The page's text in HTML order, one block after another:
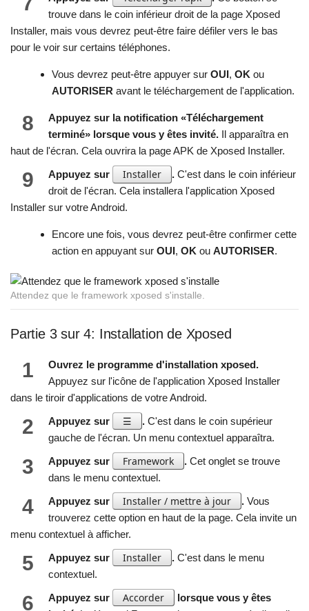
trouve dans le coin inférieur droit de la page Xposed
Installer, mais vous devrez peut-être faire défiler vers le bas
pour le voir sur certains téléphones.
Vous devrez peut-être appuyer sur OUI, OK ou
AUTORISER avant le téléchargement de l'application.
8
Appuyez sur la notification «Téléchargement
terminé» lorsque vous y êtes invité. Il apparaîtra en
haut de l'écran. Cela ouvrira la page APK de Xposed Installer.
9 Appuyez sur Installer . C'est dans le coin inférieur
droit de l'écran. Cela installera l'application Xposed
Installer sur votre Android.
Encore une fois, vous devrez peut-être confirmer cette
action en appuyant sur OUI, OK ou AUTORISER.
Attendez que le framework xposed s'installe.
Partie 3 sur 4: Installation de Xposed
1
Ouvrez le programme d'installation xposed.
Appuyez sur l'icône de l'application Xposed Installer
dans le tiroir d'applications de votre Android.
2 Appuyez sur ☰ . C'est dans le coin supérieur
gauche de l'écran. Un menu contextuel apparaîtra.
3 Appuyez sur Framework . Cet onglet se trouve
dans le menu contextuel.
4 Appuyez sur Installer / mettre à jour . Vous
trouverez cette option en haut de la page. Cela invite un
menu contextuel à afficher.
5 Appuyez sur Installer . C'est dans le menu
contextuel.
6 Appuyez sur Accorder
lorsque vous y êtes